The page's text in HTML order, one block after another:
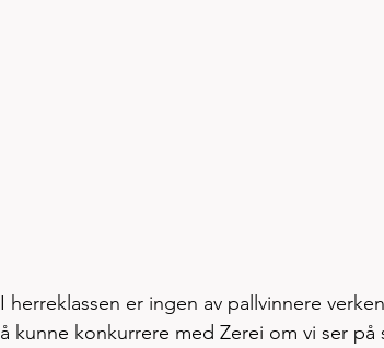
I herreklassen er ingen av pallvinnere
å kunne konkurrere med Zerei om vi ser